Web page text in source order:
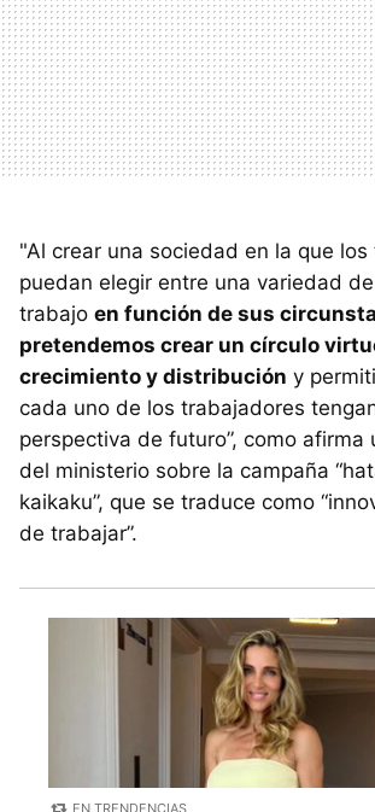
"Al crear una sociedad en la que
puedan elegir entre una variedad
trabajo en función de sus
pretendemos crear un círculo
crecimiento y distribución y
cada uno de los trabajadores
perspectiva de futuro”, como afirma
del ministerio sobre la campaña
kaikaku”, que se traduce como
de trabajar”.
EN TRENDENCIAS